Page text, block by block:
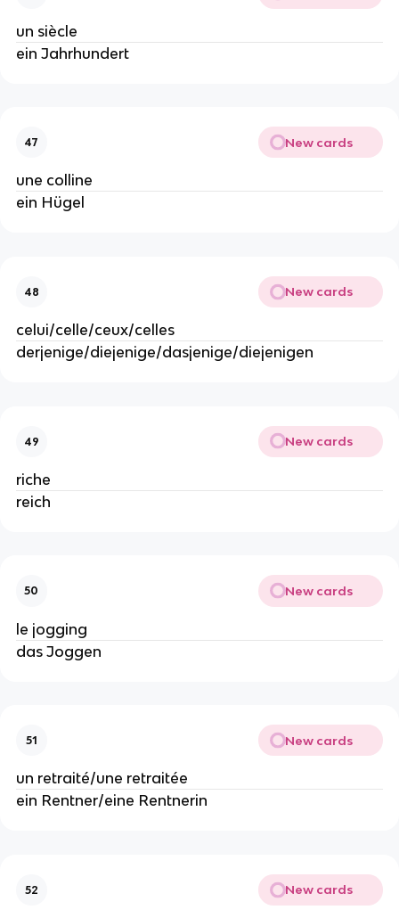
un siècle
ein Jahrhundert
47 New cards
une colline
ein Hügel
48 New cards
celui/celle/ceux/celles
derjenige/diejenige/dasjenige/diejenigen
49 New cards
riche
reich
50 New cards
le jogging
das Joggen
51 New cards
un retraité/une retraitée
ein Rentner/eine Rentnerin
52 New cards